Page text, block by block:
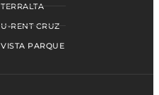
TERRALTA
U-RENT CRUZ
VISTA PARQUE